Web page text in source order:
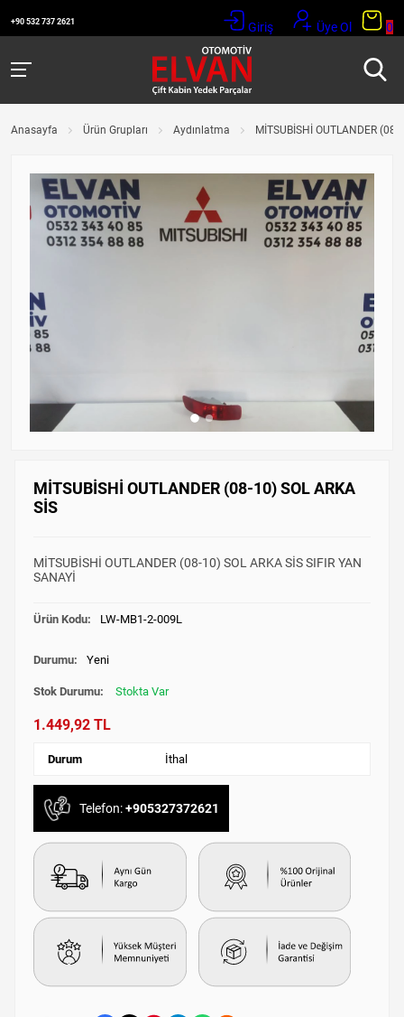
+90 532 737 2621 Giriş Üye Ol 0
Anasayfa Ürün Grupları Aydınlatma MİTSUBİSHİ OUTLANDER (08-
MİTSUBİSHİ OUTLANDER (08-10) SOL ARKA
SİS
MİTSUBİSHİ OUTLANDER (08-10) SOL ARKA SİS SIFIR YAN
SANAYİ
Ürün Kodu: LW-MB1-2-009L
Durumu: Yeni
Stok Durumu: Stokta Var
1.449,92 TL
Durum İthal
Telefon:+905327372621